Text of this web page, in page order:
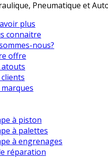
Pneumatique et
plus
connaitre
nous?
offre
à piston
à palettes
à engrenages
réparation